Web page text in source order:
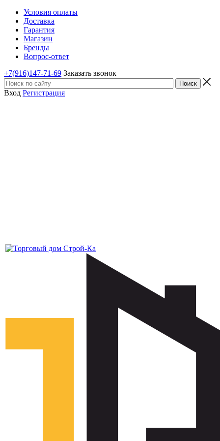
Условия оплаты
Доставка
Гарантия
Магазин
Бренды
Вопрос-ответ
+7(916)147-71-69 Заказать звонок
Вход Регистрация